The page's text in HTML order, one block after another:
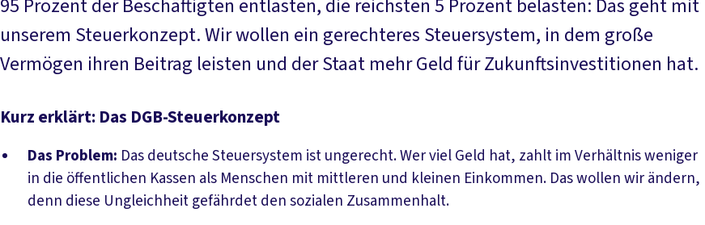
95 Prozent der Beschäftigten entlasten, die reichsten 5 Prozent belasten: Das geht mit
unserem Steuerkonzept. Wir wollen ein gerechteres Steuersystem, in dem große
Vermögen ihren Beitrag leisten und der Staat mehr Geld für Zukunftsinvestitionen hat.
Kurz erklärt: Das DGB-Steuerkonzept
Das Problem: Das deutsche Steuersystem ist ungerecht. Wer viel Geld hat, zahlt im Verhältnis weniger
in die öffentlichen Kassen als Menschen mit mittleren und kleinen Einkommen. Das wollen wir ändern,
denn diese Ungleichheit gefährdet den sozialen Zusammenhalt.